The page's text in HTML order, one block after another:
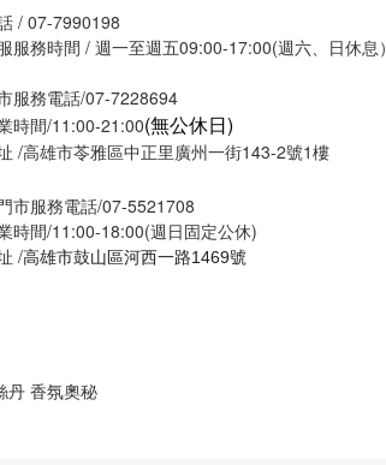
/ 07-7990198
服務時間 / 週一至週五09:00-17:00(週六、日休息）
服務電話/07-7228694
時間/11:00-21:00(無公休日)
/高雄市苓雅區中正里廣州一街143-2號1樓
市服務電話/07-5521708
時間/11:00-18:00(週日固定公休)
/高雄市鼓山區河西一路1469號
丹 香氛奧秘